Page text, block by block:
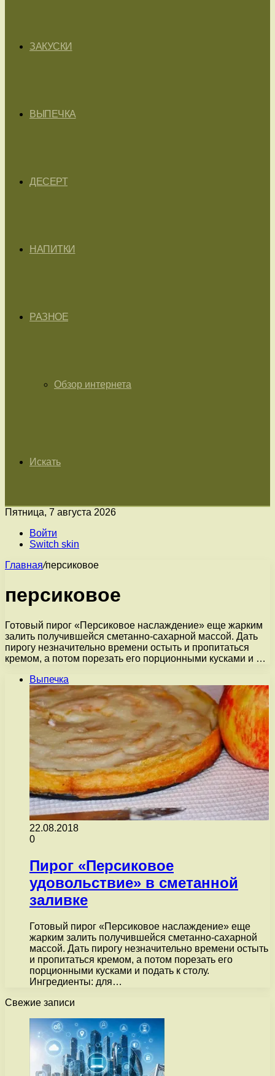
ЗАКУСКИ
ВЫПЕЧКА
ДЕСЕРТ
НАПИТКИ
РАЗНОЕ
Обзор интернета
Искать
Пятница, 7 августа 2026
Войти
Switch skin
Главная/персиковое
персиковое
Готовый пирог «Персиковое наслаждение» еще жарким
залить получившейся сметанно-сахарной массой. Дать
пирогу незначительно времени остыть и пропитаться
кремом, а потом порезать его порционными кусками и …
Выпечка
22.08.2018
0
Пирог «Персиковое
удовольствие» в сметанной
заливке
Готовый пирог «Персиковое наслаждение» еще
жарким залить получившейся сметанно-сахарной
массой. Дать пирогу незначительно времени остыть
и пропитаться кремом, а потом порезать его
порционными кусками и подать к столу.
Ингредиенты: для…
Свежие записи